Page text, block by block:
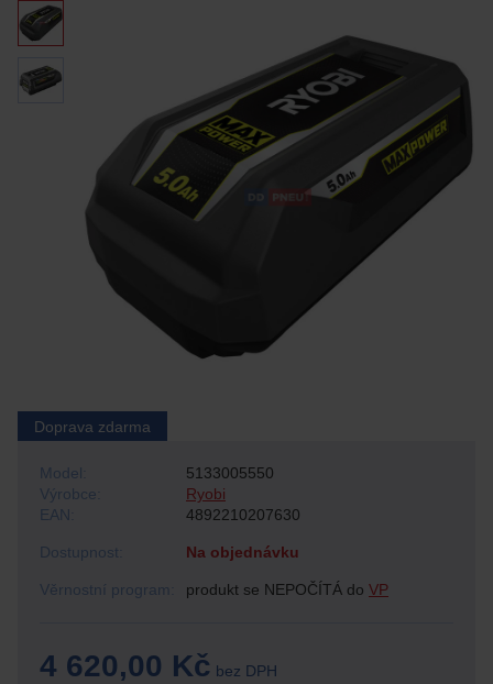
Doprava zdarma
4 620,00 Kč bez DPH
Věrnostní program: produkt se NEPOČÍTÁ do VP
Dostupnost: Na objednávku
Výrobce: Ryobi
Model: 5133005550
EAN: 4892210207630